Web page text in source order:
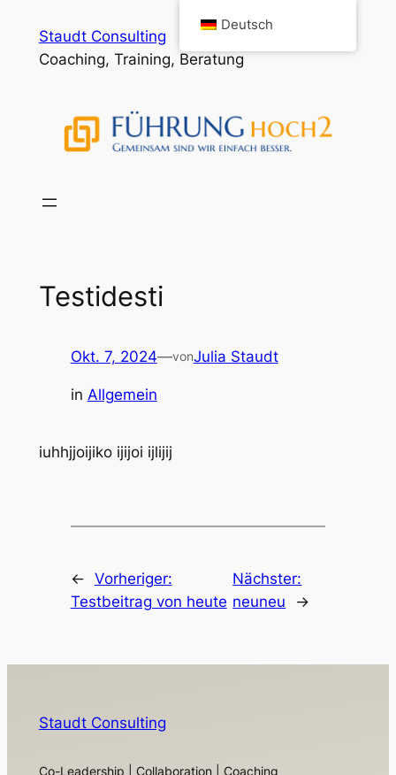
Inhalt
springen
Staudt Consulting
Coaching, Training, Beratung
Testidesti
Okt. 7, 2024—vonJulia Staudt
in Allgemein
iuhhjjoijiko ijijoi ijlijij
← Vorheriger:
Testbeitrag von heute
Nächster:
neuneu
→
Staudt Consulting
Co-Leadership | Collaboration | Coaching
Deutsch